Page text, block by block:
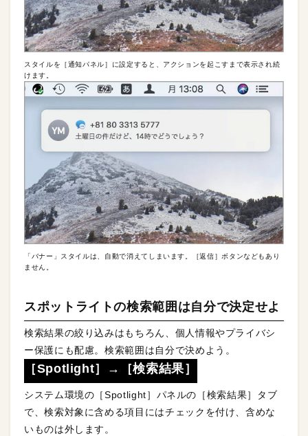
スタイルを［通知パネル］に設定すると、アクションを起こすまで表示され続
けます。
「バナー」スタイルは、自動で消えてしまいます。［返信］ボタンなどもあり
ません。
スポットライトの検索範囲は自分で決定せよ
検索結果の絞り込みはもちろん、個人情報やプライバシ
ー保護にも配慮。検索範囲は自分で決めよう。
［Spotlight］→［検索結果］
システム環境の［Spotlight］パネルの［検索結果］タブ
で、検索対象に含める項目にはチェックを付け、含めな
いものは外します。